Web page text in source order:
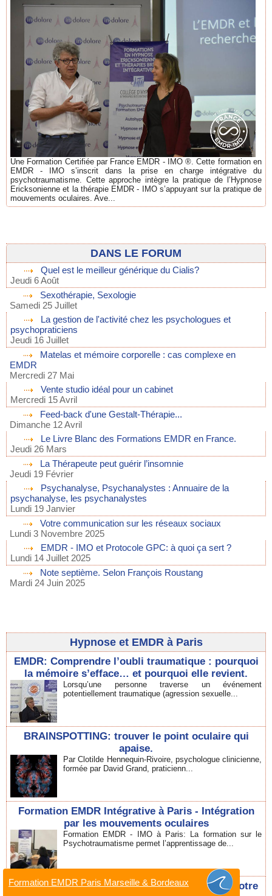
Une Formation Certifiée par France EMDR - IMO ®. Cette formation en
EMDR - IMO s’inscrit dans la prise en charge intégrative du
psychotraumatisme. Cette approche intègre la pratique de l’Hypnose
Ericksonienne et la thérapie EMDR - IMO s’appuyant sur la pratique de
mouvements oculaires. Ave...
DANS LE FORUM
Quel est le meilleur générique du Cialis?
Jeudi 6 Août
Sexothérapie, Sexologie
Samedi 25 Juillet
La gestion de l'activité chez les psychologues et
psychopraticiens
Jeudi 16 Juillet
Matelas et mémoire corporelle : cas complexe en
EMDR
Mercredi 27 Mai
Vente studio idéal pour un cabinet
Mercredi 15 Avril
Feed-back d'une Gestalt-Thérapie...
Dimanche 12 Avril
Le Livre Blanc des Formations EMDR en France.
Jeudi 26 Mars
La Thérapeute peut guérir l’insomnie
Jeudi 19 Février
Psychanalyse, Psychanalystes : Annuaire de la
psychanalyse, les psychanalystes
Lundi 19 Janvier
Votre communication sur les réseaux sociaux
Lundi 3 Novembre 2025
EMDR - IMO et Protocole GPC: à quoi ça sert ?
Lundi 14 Juillet 2025
Note septième. Selon François Roustang
Mardi 24 Juin 2025
Hypnose et EMDR à Paris
EMDR: Comprendre l’oubli traumatique : pourquoi
la mémoire s’efface… et pourquoi elle revient.
Lorsqu’une personne traverse un événement
potentiellement traumatique (agression sexuelle...
BRAINSPOTTING: trouver le point oculaire qui
apaise.
Par Clotilde Hennequin-Rivoire, psychologue clinicienne,
formée par David Grand, praticienn...
Formation EMDR Intégrative à Paris - Intégration
par les mouvements oculaires
Formation EMDR - IMO à Paris: La formation sur le
Psychotraumatisme permet l’apprentissage de...
Congrès Hypnose à Paris. 6 interventions de notre
Formation EMDR Paris Marseille & Bordeaux